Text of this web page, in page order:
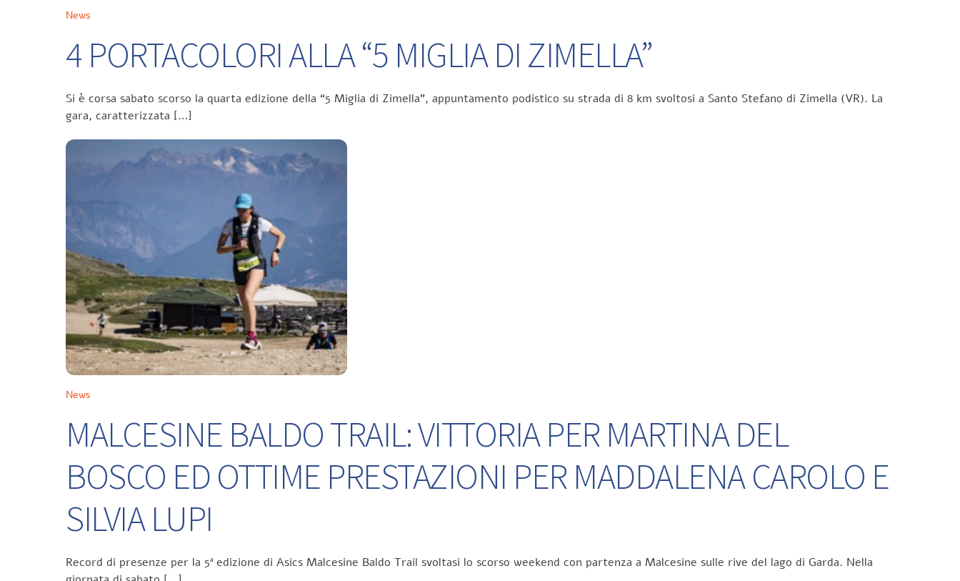
News
4 PORTACOLORI ALLA “5 MIGLIA DI ZIMELLA”
Si è corsa sabato scorso la quarta edizione della “5 Miglia di Zimella”, appuntamento podistico su strada di 8 km svoltosi a Santo Stefano di Zimella (VR). La
gara, caratterizzata […]
News
MALCESINE BALDO TRAIL: VITTORIA PER MARTINA DEL
BOSCO ED OTTIME PRESTAZIONI PER MADDALENA CAROLO E
SILVIA LUPI
Record di presenze per la 5ª edizione di Asics Malcesine Baldo Trail svoltasi lo scorso weekend con partenza a Malcesine sulle rive del lago di Garda. Nella